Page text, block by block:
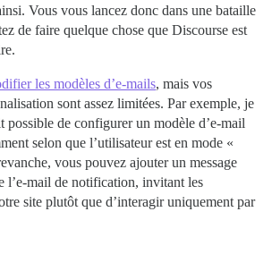
Vous vous lancez donc dans une bataille
de faire quelque chose que Discourse est
les modèles d’e-mails, mais vos
sont assez limitées. Par exemple, je
possible de configurer un modèle d’e-mail
selon que l’utilisateur est en mode «
vous pouvez ajouter un message
l’e-mail de notification, invitant les
site plutôt que d’interagir uniquement par